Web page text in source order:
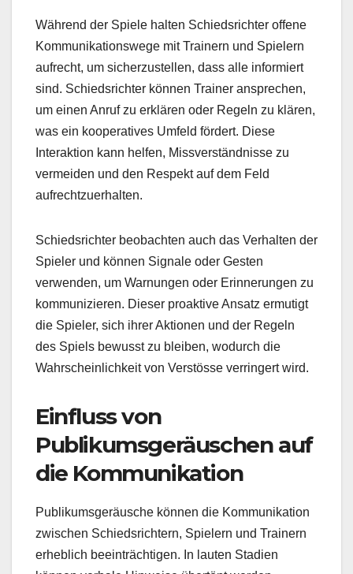
Während der Spiele halten Schiedsrichter offene
Kommunikationswege mit Trainern und Spielern
aufrecht, um sicherzustellen, dass alle informiert
sind. Schiedsrichter können Trainer ansprechen,
um einen Anruf zu erklären oder Regeln zu klären,
was ein kooperatives Umfeld fördert. Diese
Interaktion kann helfen, Missverständnisse zu
vermeiden und den Respekt auf dem Feld
aufrechtzuerhalten.
Schiedsrichter beobachten auch das Verhalten der
Spieler und können Signale oder Gesten
verwenden, um Warnungen oder Erinnerungen zu
kommunizieren. Dieser proaktive Ansatz ermutigt
die Spieler, sich ihrer Aktionen und der Regeln
des Spiels bewusst zu bleiben, wodurch die
Wahrscheinlichkeit von Verstösse verringert wird.
Einfluss von
Publikumsgeräuschen auf
die Kommunikation
Publikumsgeräusche können die Kommunikation
zwischen Schiedsrichtern, Spielern und Trainern
erheblich beeinträchtigen. In lauten Stadien